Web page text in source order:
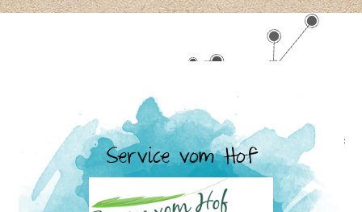
Service vom Hof